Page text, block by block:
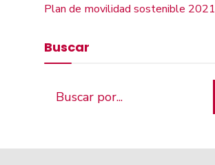
Plan de movilidad sostenible 2021
Buscar